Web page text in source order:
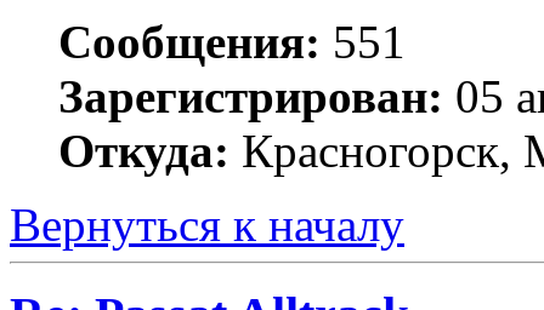
Сообщения: 551
Зарегистрирован: 05
Откуда: Красногорск,
Вернуться к началу